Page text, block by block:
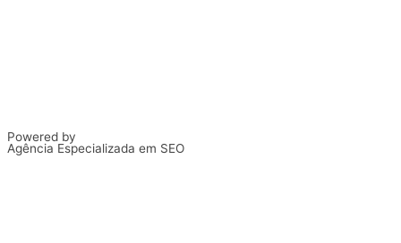
Powered by
Agência Especializada em SEO